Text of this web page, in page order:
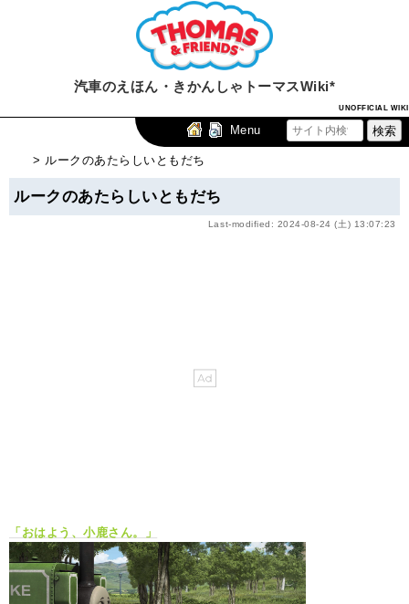
汽車のえほん・きかんしゃトーマスWiki*
UNOFFICIAL WIKI
Menu
> ルークのあたらしいともだち
ルークのあたらしいともだち
Last-modified: 2024-08-24 (土) 13:07:23
「おはよう、小鹿さん。」